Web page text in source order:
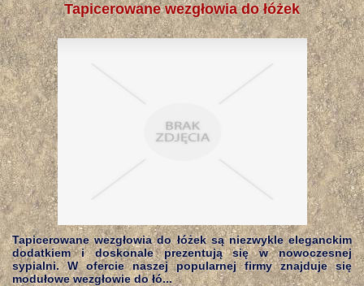
Tapicerowane wezgłowia do łóżek
Tapicerowane wezgłowia do łóżek są niezwykle eleganckim
dodatkiem i doskonale prezentują się w nowoczesnej
sypialni. W ofercie naszej popularnej firmy znajduje się
modułowe wezgłowie do łó...